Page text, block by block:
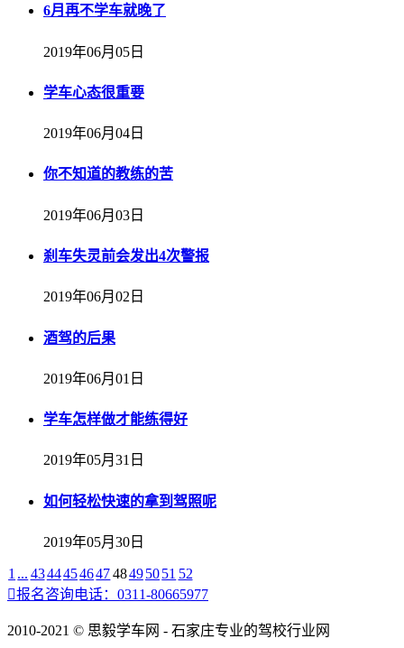
6月再不学车就晚了
2019年06月05日
学车心态很重要
2019年06月04日
你不知道的教练的苦
2019年06月03日
刹车失灵前会发出4次警报
2019年06月02日
酒驾的后果
2019年06月01日
学车怎样做才能练得好
2019年05月31日
如何轻松快速的拿到驾照呢
2019年05月30日
1 ... 434445464748495051 52
报名咨询电话：0311-80665977
2010-2021 © 思毅学车网 - 石家庄专业的驾校行业网